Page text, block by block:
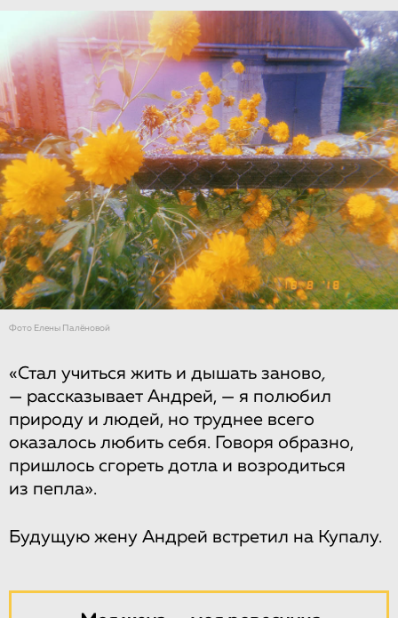
Фото Елены Палёновой
«Стал учиться жить и дышать заново,
— рассказывает Андрей, — я полюбил
природу и людей, но труднее всего
оказалось любить себя. Говоря образно,
пришлось сгореть дотла и возродиться
из пепла».
Будущую жену Андрей встретил на Купалу.